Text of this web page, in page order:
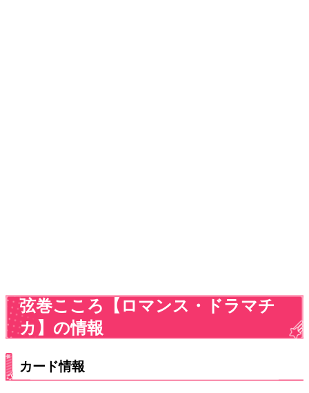
弦巻こころ【ロマンス・ドラマチ
カ】の情報
カード情報